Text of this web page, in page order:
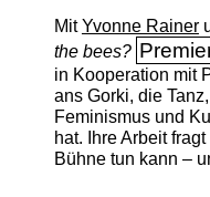
MitYvonne Rainer
the bees?
in Kooperation mit
ans Gorki, die
Feminismus und
hat. Ihre Arbeit
Bühne tun kann –